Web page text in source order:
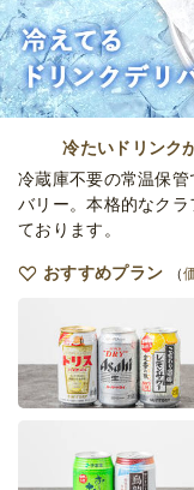
オードブル
締切 3日前18時
定休日 日・土・祝
最低ご注文金額
冷たいドリンク
冷蔵庫不要の常温保
バリー。本格的なク
ております。
おすすめプラン